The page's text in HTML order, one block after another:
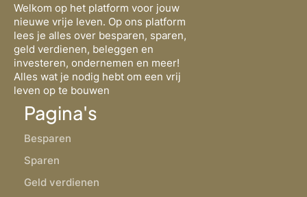
Welkom op het platform voor jouw
nieuwe vrije leven. Op ons platform
lees je alles over besparen, sparen,
geld verdienen, beleggen en
investeren, ondernemen en meer!
Alles wat je nodig hebt om een vrij
leven op te bouwen
Pagina's
Besparen
Sparen
Geld verdienen